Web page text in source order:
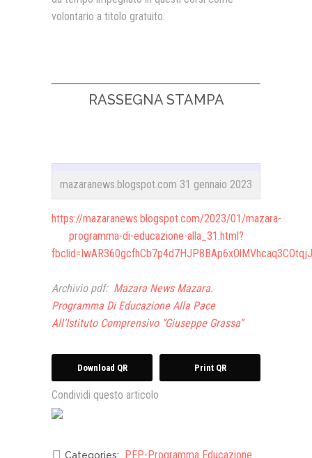
volontario a titolo gratuito.
RASSEGNA STAMPA
mazaranews.blogspot.com 31 gennaio 2023
https://mazaranews.blogspot.com/2023/01/mazara-
programma-di-educazione-alla_31.html?
Archivio pdf: Mazara News Mazara.
Programma Di Educazione Alla Pace
All’Istituto Comprensivo “Giuseppe Grassa”
Download QR Print QR
Condividi questo articolo
Categories:
PEP-Programma Educazione